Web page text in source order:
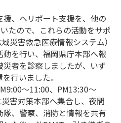
、ヘリポート支援を、他の
たので、これらの活動をサポ
災害救急医療情報システム）
を行い、福岡県庁本部へ報
者を診察しましたが、いず
行いました。
～11:00、PM13:30～
害対策本部へ集合し、夜間
、警察、消防と情報を共有